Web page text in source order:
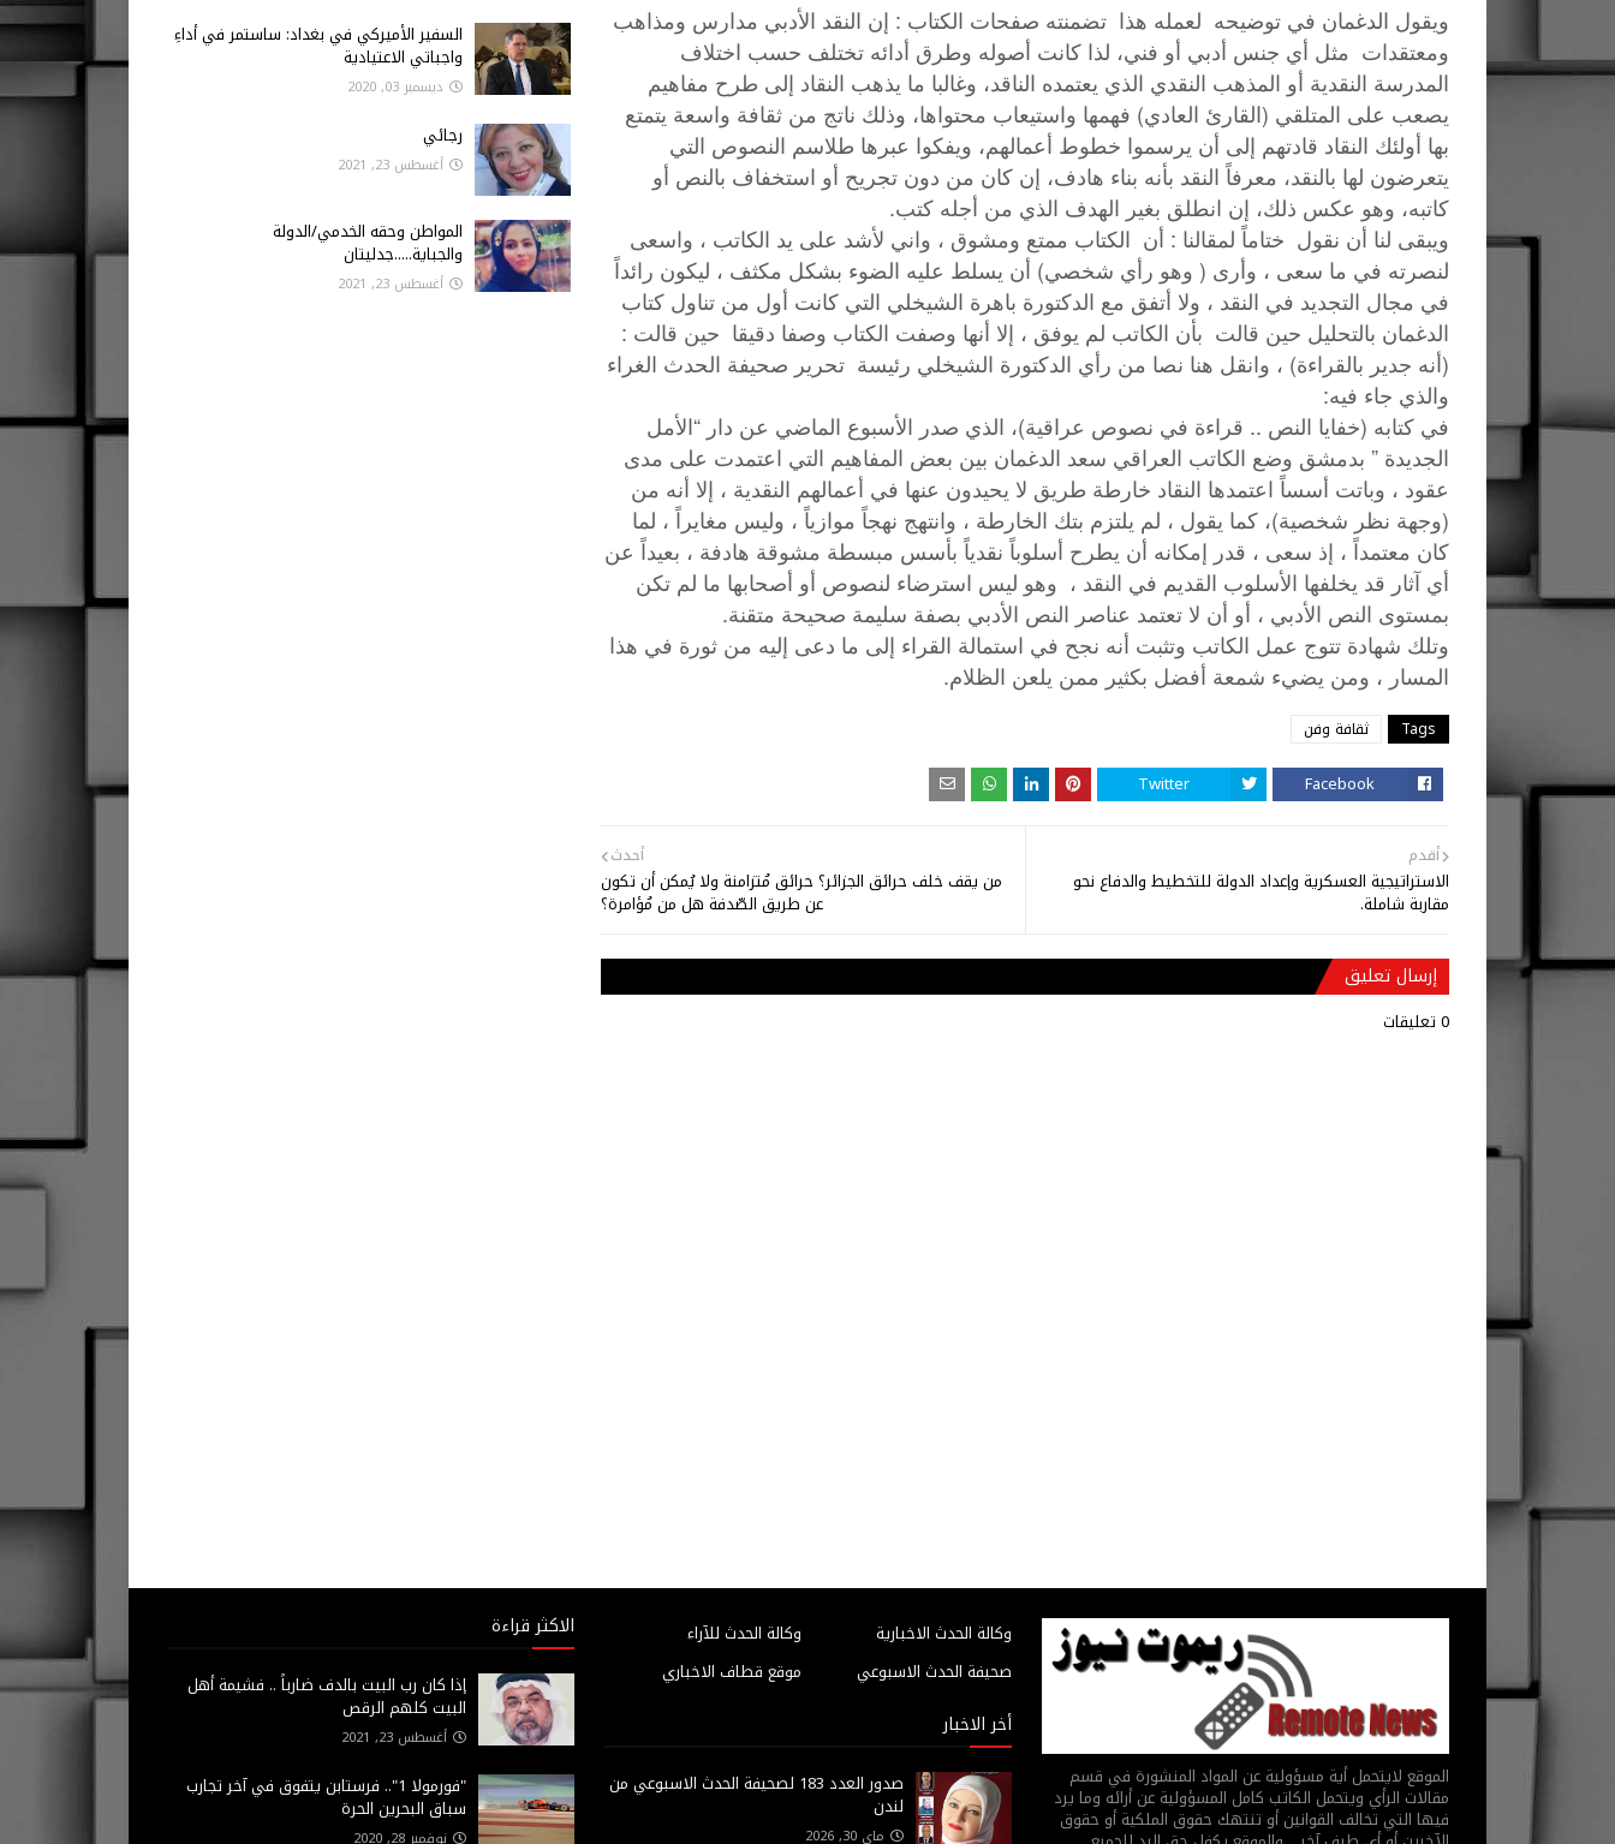
ويقول الدغمان في توضيحه لعمله هذا تضمنته صفحات الكتاب : إن النقد الأدبي مدارس ومذاهب
ومعتقدات مثل أي جنس أدبي أو فني، لذا كانت أصوله وطرق أدائه تختلف حسب اختلاف
المدرسة النقدية أو المذهب النقدي الذي يعتمده الناقد، وغالبا ما يذهب النقاد إلى طرح مفاهيم
يصعب على المتلقي (القارئ العادي) فهمها واستيعاب محتواها، وذلك ناتج من ثقافة واسعة يتمتع
بها أولئك النقاد قادتهم إلى أن يرسموا خطوط أعمالهم، ويفكوا عبرها طلاسم النصوص التي
يتعرضون لها بالنقد، معرفاً النقد بأنه بناء هادف، إن كان من دون تجريح أو استخفاف بالنص أو
كاتبه، وهو عكس ذلك، إن انطلق بغير الهدف الذي من أجله كتب.
ويبقى لنا أن نقول ختاماً لمقالنا : أن الكتاب ممتع ومشوق ، واني لأشد على يد الكاتب ، واسعى
لنصرته في ما سعى ، وأرى ( وهو رأي شخصي) أن يسلط عليه الضوء بشكل مكثف ، ليكون رائداً
في مجال التجديد في النقد ، ولا أتفق مع الدكتورة باهرة الشيخلي التي كانت أول من تناول كتاب
الدغمان بالتحليل حين قالت بأن الكاتب لم يوفق ، إلا أنها وصفت الكتاب وصفا دقيقا حين قالت :
(أنه جدير بالقراءة) ، وانقل هنا نصا من رأي الدكتورة الشيخلي رئيسة تحرير صحيفة الحدث الغراء
والذي جاء فيه:
في كتابه (خفايا النص .. قراءة في نصوص عراقية)، الذي صدر الأسبوع الماضي عن دار “الأمل
الجديدة ” بدمشق وضع الكاتب العراقي سعد الدغمان بين بعض المفاهيم التي اعتمدت على مدى
عقود ، وباتت أسساً اعتمدها النقاد خارطة طريق لا يحيدون عنها في أعمالهم النقدية ، إلا أنه من
(وجهة نظر شخصية)، كما يقول ، لم يلتزم بتك الخارطة ، وانتهج نهجاً موازياً ، وليس مغايراً ، لما
كان معتمداً ، إذ سعى ، قدر إمكانه أن يطرح أسلوباً نقدياً بأسس مبسطة مشوقة هادفة ، بعيداً عن
أي آثار قد يخلفها الأسلوب القديم في النقد ، وهو ليس استرضاء لنصوص أو أصحابها ما لم تكن
بمستوى النص الأدبي ، أو أن لا تعتمد عناصر النص الأدبي بصفة سليمة صحيحة متقنة.
وتلك شهادة تتوج عمل الكاتب وتثبت أنه نجح في استمالة القراء إلى ما دعى إليه من ثورة في هذا
المسار ، ومن يضيء شمعة أفضل بكثير ممن يلعن الظلام.
Tags ثقافة وفن
Facebook
Twitter
أحدث
من يقف خلف حرائق الجزائر؟ حرائق مُتزامنة ولا يُمكن أن تكون
عن طريق الصّدفة هل من مُؤامرة؟
أقدم
الاستراتيجية العسكرية وإعداد الدولة للتخطيط والدفاع نحو
مقاربة شاملة.
إرسال تعليق
0 تعليقات
السفير الأميركي في بغداد: ساستمر في أداءِ
واجباتي الاعتيادية
ديسمبر 03, 2020
رجائي
أغسطس 23, 2021
المواطن وحقه الخدمي/الدولة
والجباية.....جدليتان
أغسطس 23, 2021
الموقع لايتحمل أية مسؤولية عن المواد المنشورة في قسم
مقالات الرأي ويتحمل الكاتب كامل المسؤولية عن أرائه وما يرد
فيها التي تخالف القوانين أو تنتهك حقوق الملكية أو حقوق
وكالة الحدث للآراء
وكالة الحدث الاخبارية
موقع قطاف الاخباري
صحيفة الحدث الاسبوعي
أخر الاخبار
صدور العدد 183 لصحيفة الحدث الاسبوعي من
لندن
ماي 30, 2026
الاكثر قراءة
إذا كان رب البيت بالدف ضارباً .. فشيمة أهل
البيت كلهم الرقص
أغسطس 23, 2021
"فورمولا 1".. فرستابن يتفوق في آخر تجارب
سباق البحرين الحرة
نوفمبر 28, 2020